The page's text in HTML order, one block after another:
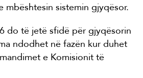
mbështesin sistemin gjyqësor.
do të jetë sfidë për gjyqësorin
ndodhet në fazën kur duhet
e Komisionit të